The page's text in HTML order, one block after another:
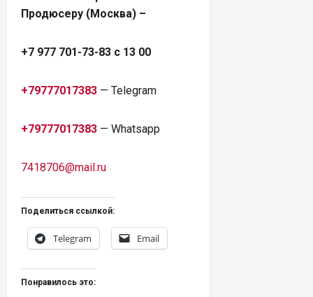
Продюсеру (Москва) –
+7 977 701-73-83 с 13 00
+79777017383 — Telegram
+79777017383 — Whatsapp
7418706@mail.ru
Поделиться ссылкой:
Telegram Email
Понравилось это: